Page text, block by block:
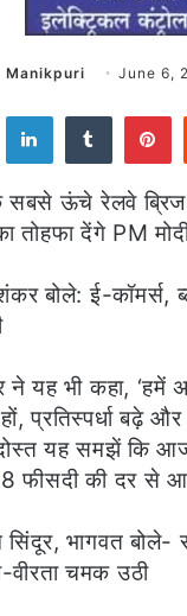
Manikpuri June 6,
LinkedInTumblr
सबसे ऊंचे रेलवे
तोहफा देंगे PM
बोले: ई-कॉमर्स,
भी कहा, ‘हमें अपने
हों, प्रतिस्पर्धा बढ़े
यह समझें कि
फीसदी की दर से
भागवत बोले-
वीरता चमक उठी